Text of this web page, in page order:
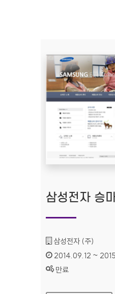
삼성전자 승
기관명 :
삼성전자 (주)
인증기간 :
2014.09.12 ~
상태 :
만료